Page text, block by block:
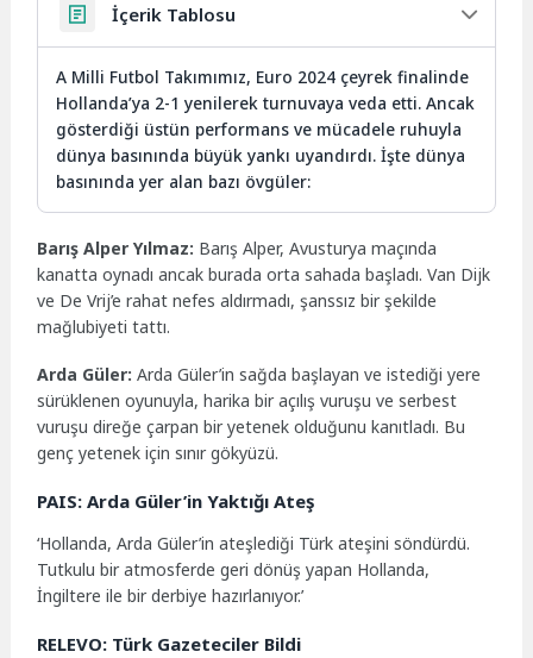
İçerik Tablosu
A Milli Futbol Takımımız, Euro 2024 çeyrek finalinde
Hollanda’ya 2-1 yenilerek turnuvaya veda etti. Ancak
gösterdiği üstün performans ve mücadele ruhuyla
dünya basınında büyük yankı uyandırdı. İşte dünya
basınında yer alan bazı övgüler:
Barış Alper Yılmaz: Barış Alper, Avusturya maçında
kanatta oynadı ancak burada orta sahada başladı. Van Dijk
ve De Vrij’e rahat nefes aldırmadı, şanssız bir şekilde
mağlubiyeti tattı.
Arda Güler: Arda Güler’in sağda başlayan ve istediği yere
sürüklenen oyunuyla, harika bir açılış vuruşu ve serbest
vuruşu direğe çarpan bir yetenek olduğunu kanıtladı. Bu
genç yetenek için sınır gökyüzü.
PAIS: Arda Güler’in Yaktığı Ateş
‘Hollanda, Arda Güler’in ateşlediği Türk ateşini söndürdü.
Tutkulu bir atmosferde geri dönüş yapan Hollanda,
İngiltere ile bir derbiye hazırlanıyor.’
RELEVO: Türk Gazeteciler Bildi